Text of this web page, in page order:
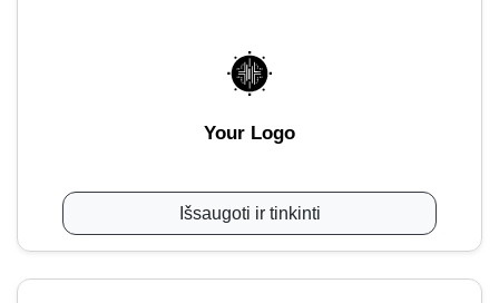
Your Logo
Išsaugoti ir tinkinti